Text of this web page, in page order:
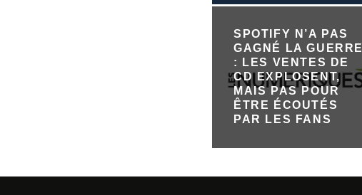
SPOTIFY N’A PAS
GAGNÉ LA GUERRE
: LES VENTES DE
CD EXPLOSENT,
MAIS PAS POUR
ÊTRE ÉCOUTÉS
PAR LES FANS